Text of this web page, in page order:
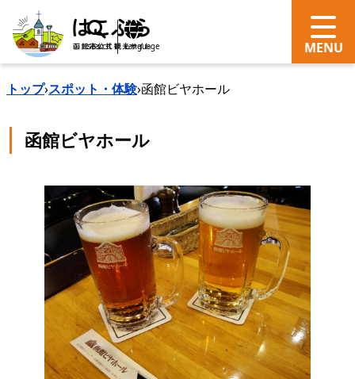
search Language
トップ›スポット・体験›函館ビヤホール
函館ビヤホール